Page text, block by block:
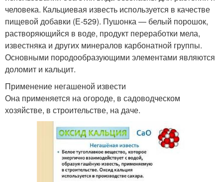
человека. Кальциевая известь используется в качестве
пищевой добавки (Е-529). Пушонка — белый порошок,
растворяющийся в воде, продукт переработки мела,
известняка и других минералов карбонатной группы.
Основными породообразующими элементами являются
доломит и кальцит.
Применение негашеной извести
Она применяется на огороде, в садоводческом
хозяйстве, в строительстве, на даче.